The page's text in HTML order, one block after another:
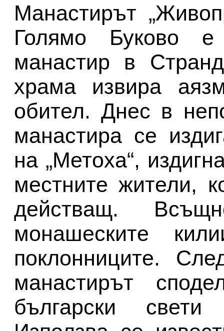
Манастирът
Голямо Буково е
манастир в
храма извира
обител. Днес в
манастира се
на „Метоха“,
местните жители,
действащ.
монашеските
поклонниците.
манастирът
български